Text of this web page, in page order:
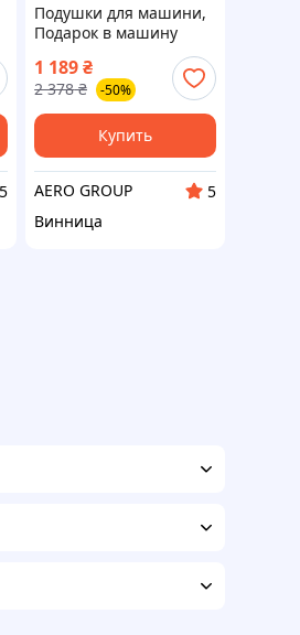
5
Подушки для машини,
Подарок в машину
мужчине, Подголовник
для сиденья
автомобиля, Дорожные
подушки TY-32
1 189₴
2 378 ₴ -50%
Купить
AERO GROUP
5
Винница